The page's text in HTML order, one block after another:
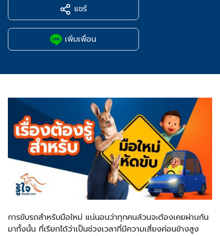
แชร์
เพิ่มเพื่อน
การขับรถสำหรับมือใหม่ แน่นอนว่าทุกคนล้วนจะต้องเคยผ่านกัน
มาทั้งนั้น ที่เรียกได้ว่าเป็นช่วงเวลาที่มีความเสี่ยงค่อนข้างสูง